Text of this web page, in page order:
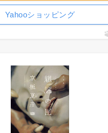
Yahooショッピング